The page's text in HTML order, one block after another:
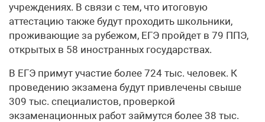
учреждениях. В связи с тем, что итоговую
аттестацию также будут проходить школьники,
проживающие за рубежом, ЕГЭ пройдет в 79 ППЭ,
открытых в 58 иностранных государствах.
В ЕГЭ примут участие более 724 тыс. человек. К
проведению экзамена будут привлечены свыше
309 тыс. специалистов, проверкой
экзаменационных работ займутся более 38 тыс.